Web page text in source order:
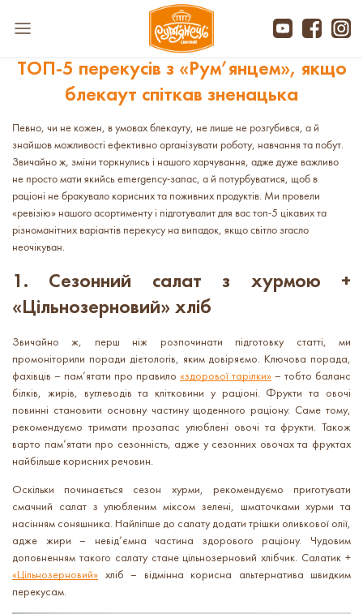
ТОП-5 перекусів з «Рум’янцем», якщо
блекаут спіткав зненацька
Певно, чи не кожен, в умовах блекауту, не лише не розгубився, а й
знайшов можливості ефективно організувати роботу, навчання та побут.
Звичайно ж, зміни торкнулись і нашого харчування, адже дуже важливо
не просто мати якийсь emergency-запас, а й потурбуватися, щоб в
раціоні не бракувало корисних та поживних продуктів. Ми провели
«ревізію» нашого асортименту і підготувалит для вас топ-5 цікавих та
різноманітних варіантів перекусу на випадок, якщо світло згасло
неочікуван.
1. Сезонний салат з хурмою +
«Цільнозерновий» хліб
Звичайно ж, перш ніж розпочинати підготовку статті, ми
промоніторили поради дієтологів, яким довіряємо. Ключова порада,
фахівців – пам’ятати про правило «здорової тарілки» – тобто баланс
білків, жирів, вуглеводів та клітковини у раціоні. Фрукти та овочі
повинні становити основну частину щоденного раціону. Саме тому,
рекомендуємо тримати прозапас улюблені овочі та фрукти. Також
варто пам’ятати про сезонність, адже у сезонних овочах та фруктах
найбільше корисних речовин.
Оскільки починається сезон хурми, рекомендуємо приготувати
смачний салат з улюбленим міксом зелені, шматочками хурми та
насінням соняшника. Найліпше до салату додати трішки оливкової олії,
адже жири – невід’ємна частина здорового раціону. Чудовим
доповненням такого салату стане цільнозерновий хлібчик. Салатик +
« Цільнозерновий» хліб – відмінна корисна альтернатива швидким
перекусам.